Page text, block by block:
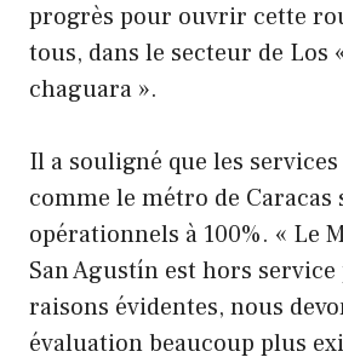
progrès pour ouvrir cette
tous, dans le secteur de Los
chaguara ».
Il a souligné que les
comme le métro de Caracas
opérationnels à 100%. « Le
San Agustín est hors service
raisons évidentes, nous
évaluation beaucoup plus